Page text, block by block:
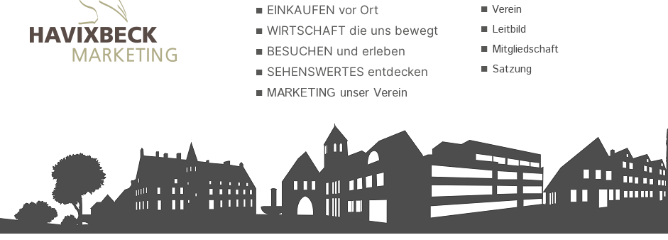
■ EINKAUFEN vor Ort
■ WIRTSCHAFT die uns bewegt
■ BESUCHEN und erleben
■ SEHENSWERTES entdecken
■ MARKETING unser Verein
■ Verein
■ Leitbild
■ Mitgliedschaft
■ Satzung